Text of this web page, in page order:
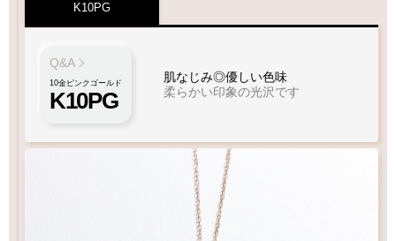
K10PG
Q&A
10金ピンクゴールド
K10PG
肌なじみ◎優しい色味
柔らかい印象の光沢です